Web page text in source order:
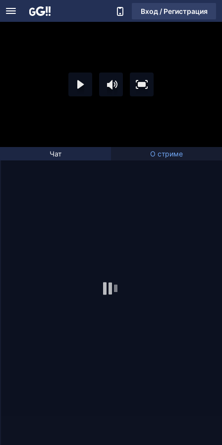
Вход / Регистрация
Чат О стриме